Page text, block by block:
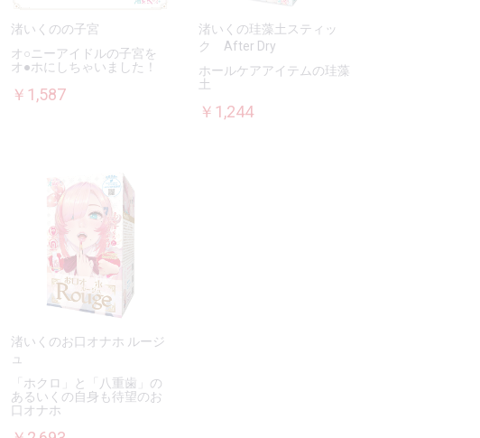
渚いくのの子宮
オ○ニーアイドルの子宮を
オ●ホにしちゃいました！
￥1,587
渚いくの珪藻土スティッ
ク After Dry
ホールケアアイテムの珪藻
土
￥1,244
渚いくのお口オナホ ルージ
ュ
「ホクロ」と「八重歯」の
あるいくの自身も待望のお
口オナホ